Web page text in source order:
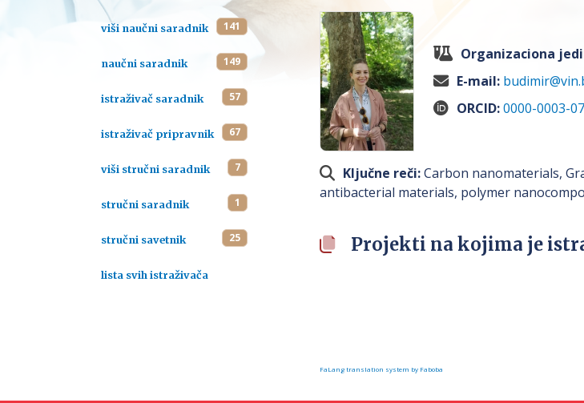
viši naučni saradnik 141
naučni saradnik 149
istraživač saradnik 57
istraživač pripravnik 67
viši stručni saradnik 7
stručni saradnik 1
stručni savetnik 25
lista svih istraživača
Organizaciona
E-mail:
ORCID:0000-0003-
Ključne reči:Carbon nanomaterials,
antibacterial materials, polymer
Projekti na kojima je
FaLang translation system by Faboba